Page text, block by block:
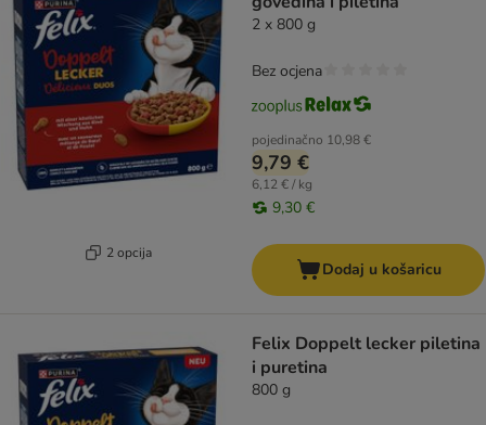
2 opcija
2 x 800 g
pojedinačno 10,98 €
9,79 €
6,12 € / kg
9,30 €
Bez ocjena
Dodaj u košaricu
Felix Doppelt lecker piletina
i puretina
800 g